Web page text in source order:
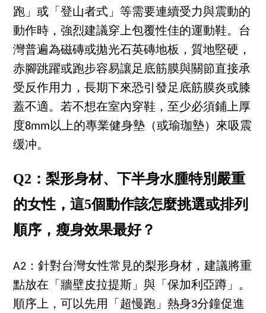
跑」或「登山者式」等需要連續受力與震動的
動作時，強烈建議穿上包覆性佳的運動鞋。台
灣普遍為磁磚或拋光石英磚地板，質地堅硬，
赤腳跳躍或跑步容易讓足底筋膜與關節直接承
受反作用力，長期下來恐引發足底筋膜炎或膝
蓋不適。若不想在室內穿鞋，至少必須鋪上厚
度8mm以上的專業健身墊（或瑜珈墊）來吸震
缓冲。
Q2：梨形身材、下半身水腫特別嚴重
的女性，這5個動作該怎麼挑選或排列
順序，瘦身效果最好？
A2：針對台灣女性常見的梨形身材，建議將重
點放在「牆壁皮拉提斯」與「保加利亞蹲」。
順序上，可以先用「超慢跑」熱身3分鐘促進